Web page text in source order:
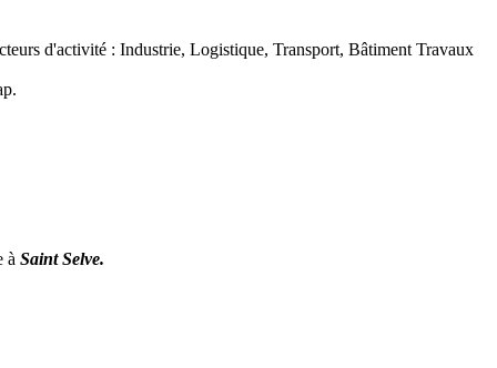
d'activité : Industrie, Logistique, Transport, Bâtiment Travaux
à Saint Selve.